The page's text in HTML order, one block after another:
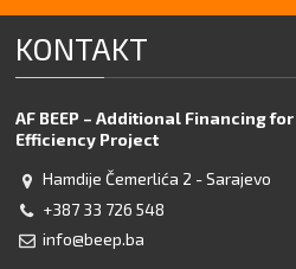
KONTAKT
AF BEEP – Additional Financing
Efficiency Project
Hamdije Čemerlića 2 - Sarajevo
+387 33 726 548
info@beep.ba